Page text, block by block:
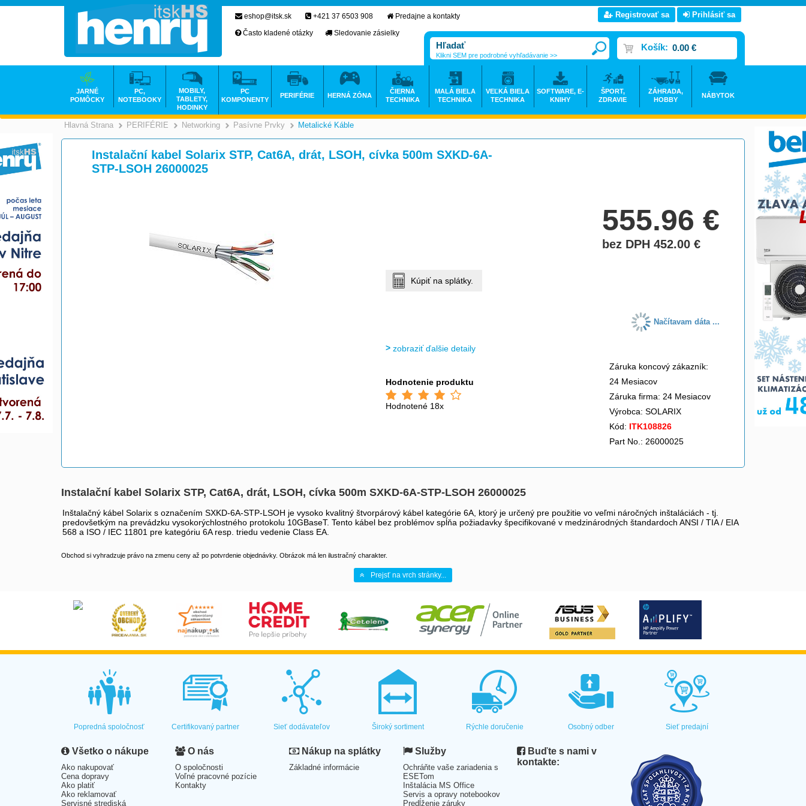
Hlavná Strana >
PERIFÉRIE >
Networking >
Pasívne Prvky >
Metalické Káble
Instalační kabel Solarix STP, Cat6A, drát, LSOH, cívka 500m SXKD-6A-
STP-LSOH 26000025
555.96€
bez DPH 452.00€
Kúpiť na splátky.
Načítavam dáta ...
zobraziť ďalšie detaily
Hodnotenie produktu
Hodnotené 18x
Záruka koncový zákazník:
24 Mesiacov
Záruka firma: 24 Mesiacov
Výrobca: SOLARIX
Kód: ITK108826
Part No.: 26000025
Instalační kabel Solarix STP, Cat6A, drát, LSOH, cívka 500m SXKD-6A-STP-LSOH 26000025
Inštalačný kábel Solarix s označením SXKD-6A-STP-LSOH je vysoko kvalitný štvorpárový kábel kategórie 6A, ktorý je určený pre použitie vo veľmi náročných inštaláciách - tj.
predovšetkým na prevádzku vysokorýchlostného protokolu 10GBaseT. Tento kábel bez problémov spĺňa požiadavky špecifikované v medzinárodných štandardoch ANSI / TIA / EIA
568 a ISO / IEC 11801 pre kategóriu 6A resp. triedu vedenie Class EA.
Obchod si vyhradzuje právo na zmenu ceny až po potvrdenie objednávky. Obrázok má len ilustračný charakter.
Prejsť na vrch stránky...
eshop@itsk.sk +421 37 6503 908
Predajne a kontakty
Často kladené otázky
Sledovanie zásielky
Registrovať sa Prihlásiť sa
Košík: 0.00 €
Klikni SEM pre podrobné vyhľadávanie >>
JARNÉ
POMÔCKY
PC,
NOTEBOOKY
MOBILY,
TABLETY,
HODINKY
PC
KOMPONENTY
PERIFÉRIE HERNÁ ZÓNA
ČIERNA
TECHNIKA
MALÁ BIELA
TECHNIKA
VEĽKÁ BIELA
TECHNIKA
SOFTWARE, E-
KNIHY
ŠPORT,
ZDRAVIE
ZÁHRADA,
HOBBY
NÁBYTOK
Popredná spoločnosť Certifikovaný partner Sieť dodávateľov Široký sortiment Rýchle doručenie Osobný odber Sieť predajní
Všetko o nákupe
Ako nakupovať
Cena dopravy
Ako platiť
Ako reklamovať
Servisné strediská
O nás
O spoločnosti
Voľné pracovné pozície
Kontakty
Nákup na splátky
Základné informácie
Služby
Ochráňte vaše zariadenia s
ESETom
Inštalácia MS Office
Servis a opravy notebookov
Predĺženie záruky
Buďte s nami v
kontakte: